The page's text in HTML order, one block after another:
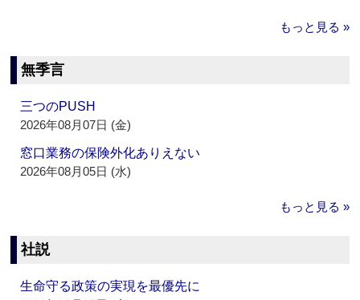
もっと見る »
無季言
三つのPUSH
2026年08月07日 (金)
窓口業務の保険外化ありえない
2026年08月05日 (水)
もっと見る »
社説
生命守る政策の実現を最優先に